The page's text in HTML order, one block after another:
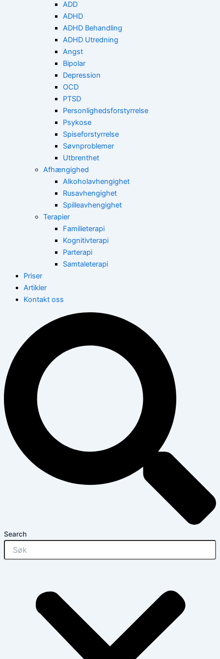
ADD
ADHD
ADHD Behandling
ADHD Utredning
Angst
Bipolar
Depression
OCD
PTSD
Personlighedsforstyrrelse
Psykose
Spiseforstyrrelse
Søvnproblemer
Utbrenthet
Afhængighed
Alkoholavhengighet
Rusavhengighet
Spilleavhengighet
Terapier
Familieterapi
Kognitivterapi
Parterapi
Samtaleterapi
Priser
Artikler
Kontakt oss
Search